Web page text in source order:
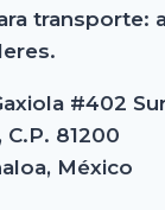
transporte:
#402
C.P. 81200
México